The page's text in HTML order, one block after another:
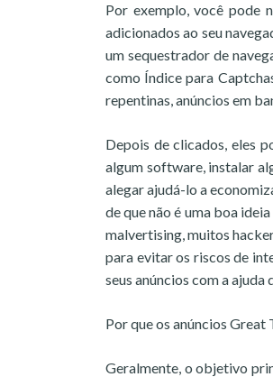
Por exemplo, você pode
adicionados ao seu
um sequestrador de
como Índice para
repentinas, anúncios em
Depois de clicados, eles
algum software, instalar
alegar ajudá-lo a
de que não é uma boa
malvertising, muitos
para evitar os riscos de
seus anúncios com a ajuda
Por que os anúncios Great
Geralmente, o objetivo